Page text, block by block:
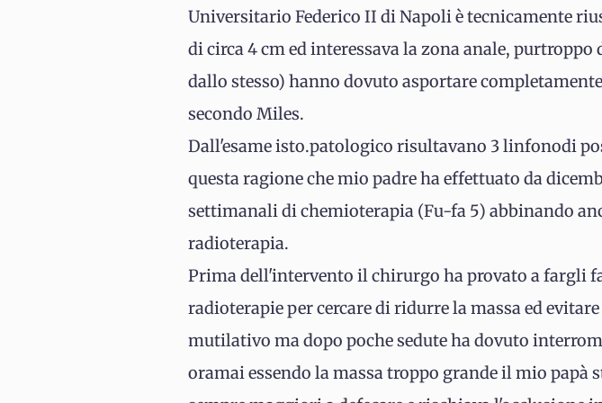
Universitario Federico II di Napoli è tecnicamente
di circa 4 cm ed interessava la zona anale,
dallo stesso) hanno dovuto asportare
secondo Miles.
Dall'esame isto.patologico risultavano 3 linfonodi
questa ragione che mio padre ha effettuato da
settimanali di chemioterapia (Fu-fa 5) abbinando
radioterapia.
Prima dell'intervento il chirurgo ha provato a fargli
radioterapie per cercare di ridurre la massa ed
mutilativo ma dopo poche sedute ha dovuto
oramai essendo la massa troppo grande il mio papà